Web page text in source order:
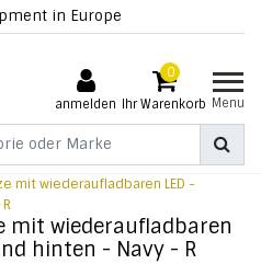
in Europe
anmelden
0
Ihr Warenkorb Menu
mit wiederaufladbaren LED -
mit wiederaufladbaren
hinten - Navy - R